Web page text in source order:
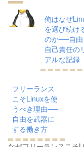
俺はなぜ
を選び続け
のか──自由
自己責任の
アルな記録
フリーランス
こそLinuxを使
うべき理由──
自由を武器に
する働き方